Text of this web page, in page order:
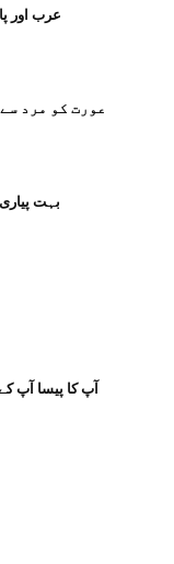
عرب اور
​​عورت کو مرد
بہت
آپ کا پیسا آپ